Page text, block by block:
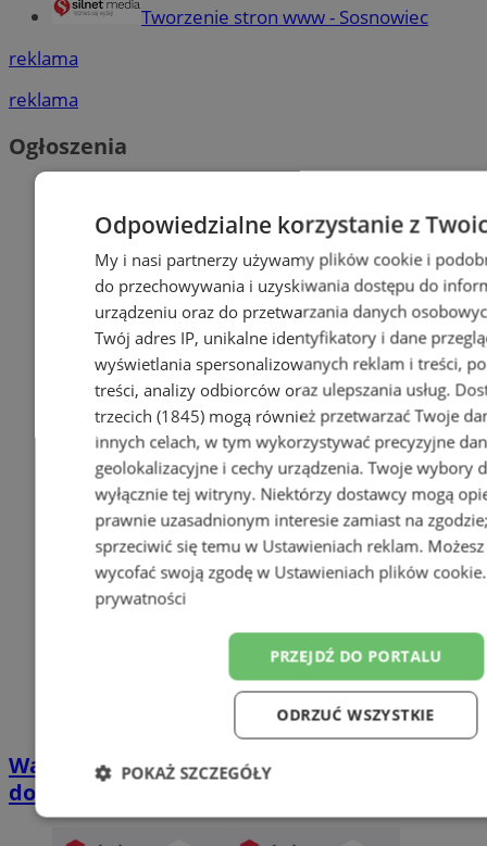
Tworzenie stron www - Sosnowiec
reklama
reklama
Ogłoszenia
Wakacyjny wypoczynek nad Bałtykiem w
domkach Szmaragdowe Morze
Odpowiedzialne korzystanie z
My i nasi partnerzy używamy plików cookie i
do przechowywania i uzyskiwania dostępu do
urządzeniu oraz do przetwarzania danych
Twój adres IP, unikalne identyfikatory i dane
wyświetlania spersonalizowanych reklam i treści,
treści, analizy odbiorców oraz ulepszania usług.
trzecich (1845) mogą również przetwarzać Twoje
innych celach, w tym wykorzystywać precyzyjne
geolokalizacyjne i cechy urządzenia. Twoje wybory
wyłącznie tej witryny. Niektórzy dostawcy mogą
prawnie uzasadnionym interesie zamiast na
sprzeciwić się temu w Ustawieniach reklam.
wycofać swoją zgodę w Ustawieniach plików cookie
prywatności
PRZEJDŹ DO PORTALU
ODRZUĆ WSZYSTKIE
POKAŻ SZCZEGÓŁY
Niezbędne Wydajność Targetowanie